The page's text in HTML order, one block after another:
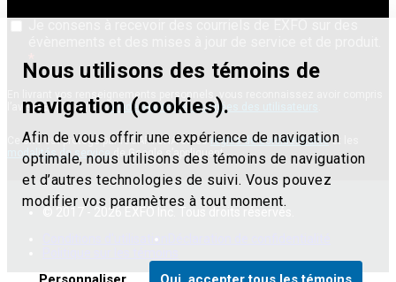
Nous utilisons des témoins de
navigation (cookies).
Afin de vous offrir une expérience de navigation
optimale, nous utilisons des témoins de naviguation
et d’autres technologies de suivi. Vous pouvez
modifier vos paramètres à tout moment.
En livrant vos renseignements personnels, vous reconnaissez avoir compris
l’avis d’EXFO sur la confidentialité des données des utilisateurs
Ce site est protégé par reCAPTCHA et les règles de confidentialitéet les
modalités de service de Google s’appliquent.
© 2017 - 2026 EXFO Inc. Tous droits réservés.
Conditions d'utilisation